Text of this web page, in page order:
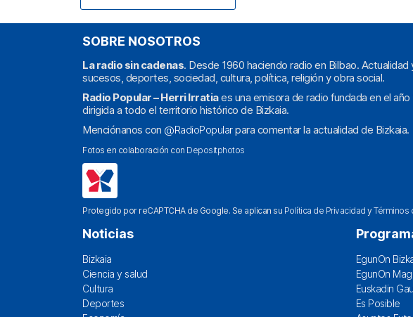
SOBRE NOSOTROS
La radio sin cadenas. Desde 1960 haciendo radio en Bilbao. Actualidad
sucesos, deportes, sociedad, cultura, política, religión y obra social.
Radio Popular – Herri Irratiaes una emisora de radio fundada en el
dirigida a todo el territorio histórico de Bizkaia.
Menciónanos con @RadioPopularpara comentar la actualidad de Bizkaia.
Fotos en colaboración con Depositphotos
Protegido por reCAPTCHA de Google. Se aplican su Política de Privacidad yTérminos
Noticias
Bizkaia
Ciencia y salud
Cultura
Deportes
EgunOn
EgunOn
Euskadin
Es Posible